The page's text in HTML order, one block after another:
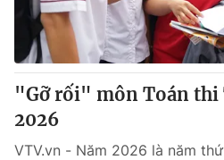
"Gỡ rối" môn Toán thi
2026
VTV.vn - Năm 2026 là năm